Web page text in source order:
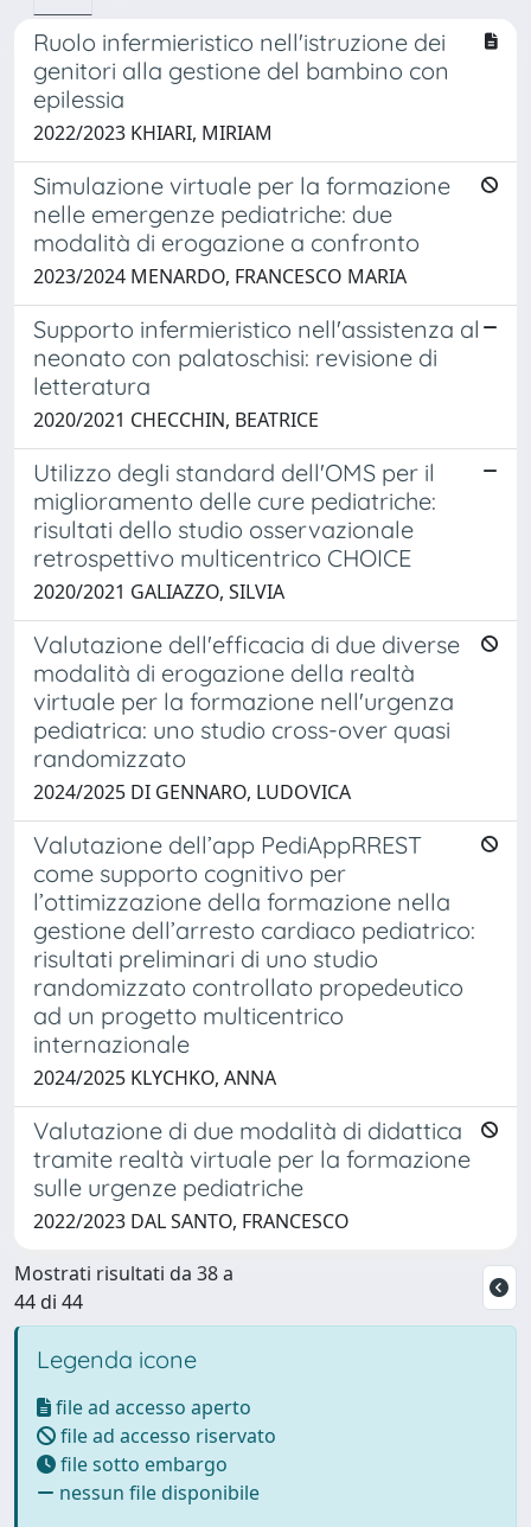
Ruolo infermieristico nell'istruzione dei
genitori alla gestione del bambino con
epilessia
2022/2023 KHIARI, MIRIAM
Simulazione virtuale per la formazione
nelle emergenze pediatriche: due
modalità di erogazione a confronto
2023/2024 MENARDO, FRANCESCO MARIA
Supporto infermieristico nell'assistenza al
neonato con palatoschisi: revisione di
letteratura
2020/2021 CHECCHIN, BEATRICE
Utilizzo degli standard dell'OMS per il
miglioramento delle cure pediatriche:
risultati dello studio osservazionale
retrospettivo multicentrico CHOICE
2020/2021 GALIAZZO, SILVIA
Valutazione dell'efficacia di due diverse
modalità di erogazione della realtà
virtuale per la formazione nell'urgenza
pediatrica: uno studio cross-over quasi
randomizzato
2024/2025 DI GENNARO, LUDOVICA
Valutazione dell’app PediAppRREST
come supporto cognitivo per
l’ottimizzazione della formazione nella
gestione dell’arresto cardiaco pediatrico:
risultati preliminari di uno studio
randomizzato controllato propedeutico
ad un progetto multicentrico
internazionale
2024/2025 KLYCHKO, ANNA
Valutazione di due modalità di didattica
tramite realtà virtuale per la formazione
sulle urgenze pediatriche
2022/2023 DAL SANTO, FRANCESCO
Mostrati risultati da 38 a
44 di 44
Legenda icone
file ad accesso aperto
file ad accesso riservato
file sotto embargo
nessun file disponibile